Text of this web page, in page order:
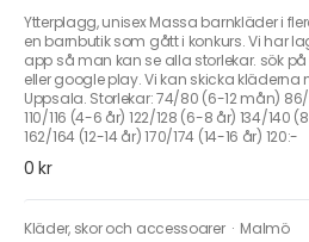
Ytterplagg, unisex Massa barnkläder i
en barnbutik som gått i konkurs. Vi har
app så man kan se alla storlekar. sök
eller google play. Vi kan skicka
Uppsala. Storlekar: 74/80 (6-12 mån)
110/116 (4-6 år) 122/128 (6-8 år) 134/140
162/164 (12-14 år) 170/174 (14-16 år) 120:-
0 kr
Kläder, skor och accessoarer · Malmö